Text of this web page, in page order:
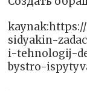
sidyakin-
i-tehnologij-
bystro-